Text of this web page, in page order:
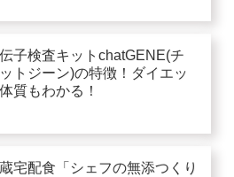
子検査キットchatGENE(チ
トジーン)の特徴！ダイエッ
体質もわかる！
宅配食「シェフの無添つくり